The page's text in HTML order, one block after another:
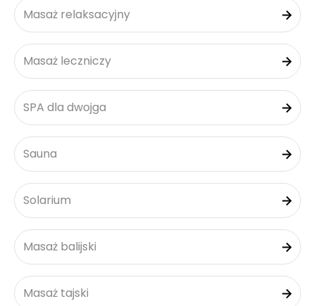
Masaż relaksacyjny
Masaż leczniczy
SPA dla dwojga
Sauna
Solarium
Masaż balijski
Masaż tajski